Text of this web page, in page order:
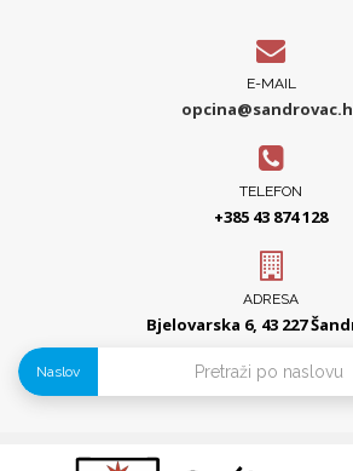
E-MAIL
TELEFON
+385 43 874 128
ADRESA
Bjelovarska 6, 43 227
Naslov